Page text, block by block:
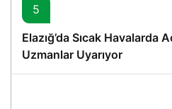
5
Elazığ’da Sıcak Havalarda
Uzmanlar Uyarıyor